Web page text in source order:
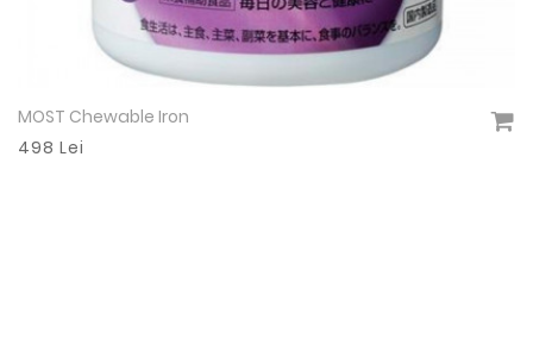
ORIHIRO MOST Chewable Multi-Vitamin &